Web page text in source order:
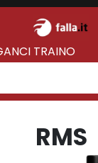
TRAINO
RMS